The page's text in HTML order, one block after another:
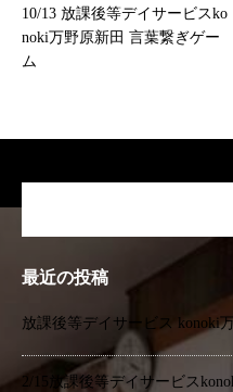
10/13 放課後等デイサービスko
noki万野原新田 言葉繋ぎゲー
ム
最近の投稿
放課後等デイサービス konoki
2/15放課後等デイサービス